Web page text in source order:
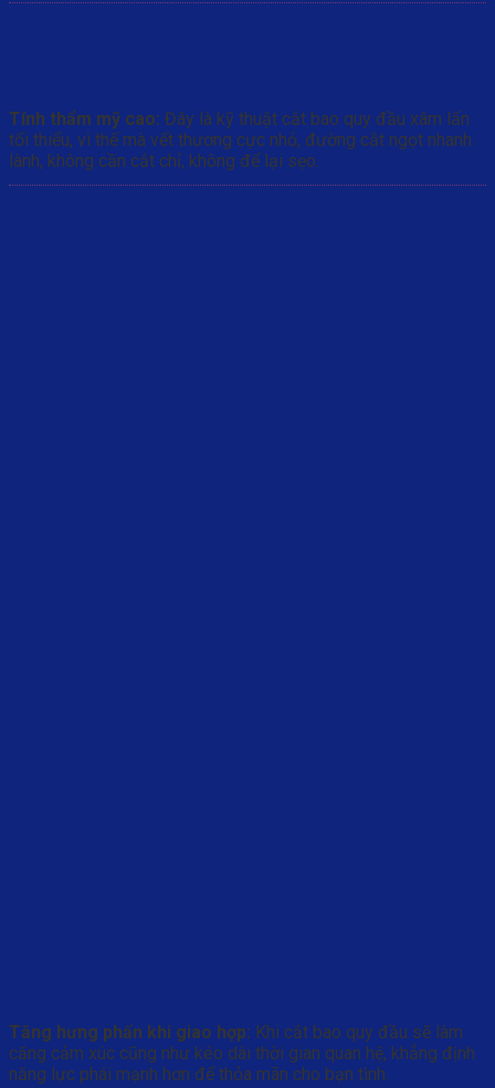
Tính thẩm mỹ cao: Đây là kỹ thuật cắt bao quy đầu xâm lấn
tối thiểu, vì thế mà vết thương cực nhỏ, đường cắt ngọt nhanh
lành, không cần cắt chỉ, không để lại sẹo.
Tăng hưng phấn khi giao hợp: Khi cắt bao quy đầu sẽ làm
căng cảm xúc cũng như kéo dài thời gian quan hệ, khẳng định
năng lực phái mạnh hơn để thỏa mãn cho bạn tình.